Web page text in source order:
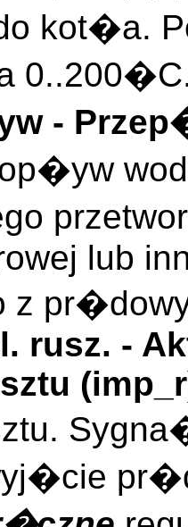
kot�a.
-
lub
z
rusz. -
(imp_r